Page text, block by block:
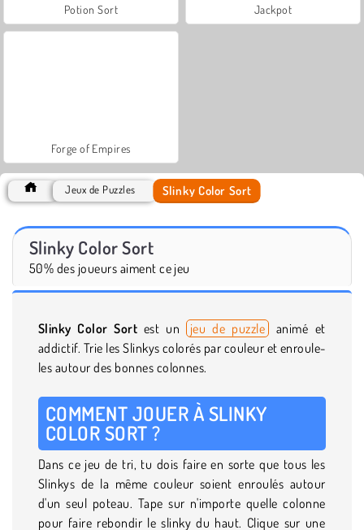
Potion Sort Jackpot
Forge of Empires
Jeux de Puzzles Slinky Color Sort
Slinky Color Sort
50% des joueurs aiment ce jeu
Slinky Color Sort est un jeu de puzzle
animé et
addictif. Trie les Slinkys colorés par couleur et enroule-
les autour des bonnes colonnes.
COMMENT JOUER À SLINKY
COLOR SORT ?
Dans ce jeu de tri, tu dois faire en sorte que tous les
Slinkys de la même couleur soient enroulés autour
d'un seul poteau. Tape sur n'importe quelle colonne
pour faire rebondir le slinky du haut. Clique sur une